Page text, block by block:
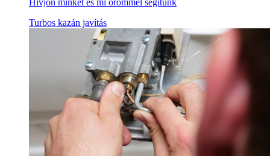
Hívjon minket és mi örömmel segítünk
Turbos kazán javítás